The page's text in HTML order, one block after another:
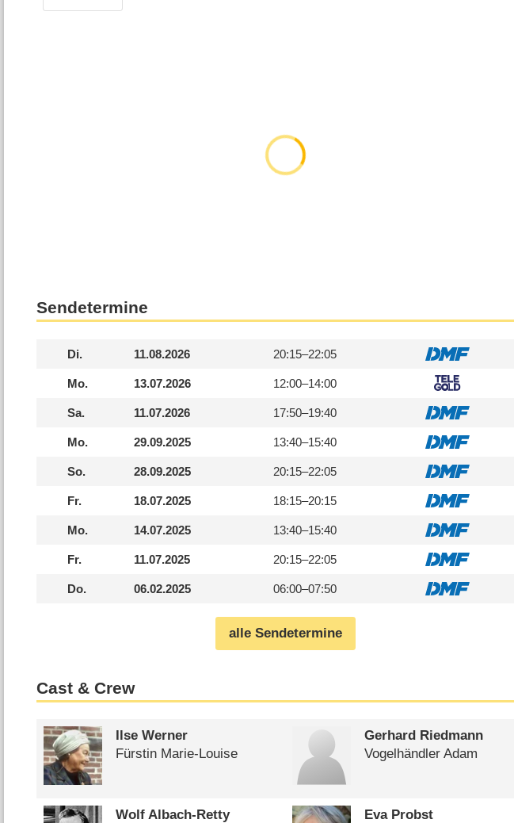
Sendetermine
Di. 11.08.2026 20:15–22:05
Mo. 13.07.2026 12:00–14:00
Sa. 11.07.2026 17:50–19:40
Mo. 29.09.2025 13:40–15:40
So. 28.09.2025 20:15–22:05
Fr. 18.07.2025 18:15–20:15
Mo. 14.07.2025 13:40–15:40
Fr. 11.07.2025 20:15–22:05
Do. 06.02.2025 06:00–07:50
alle Sendetermine
Cast & Crew
Ilse Werner
Fürstin Marie-Louise
Gerhard Riedmann
Vogelhändler Adam
Wolf Albach-Retty
Eva Probst